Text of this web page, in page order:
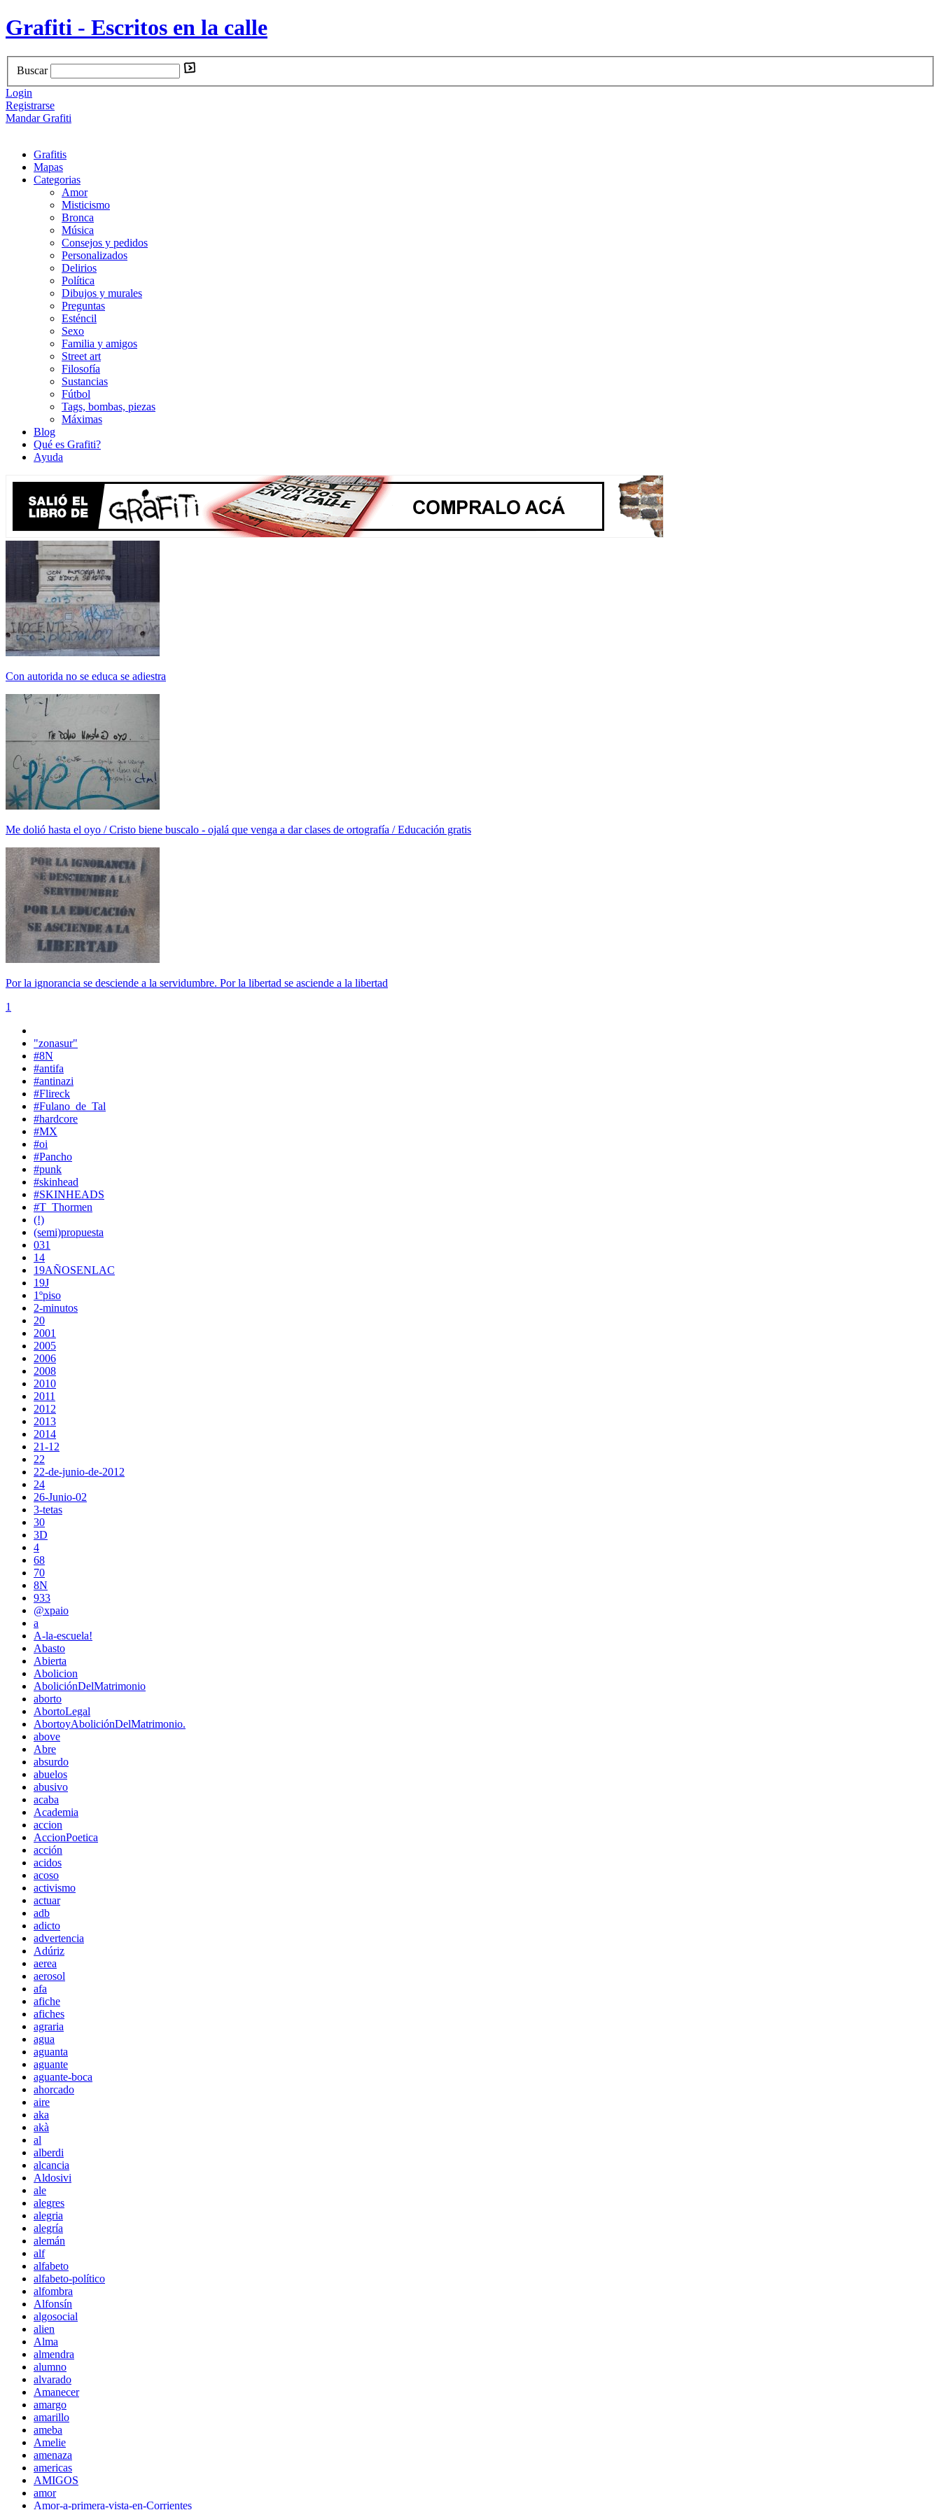
Grafiti - Escritos en la calle
Buscar
Login
Registrarse
Mandar Grafiti
Grafitis
Mapas
Categorias
Amor
Misticismo
Bronca
Música
Consejos y pedidos
Personalizados
Delirios
Política
Dibujos y murales
Preguntas
Esténcil
Sexo
Familia y amigos
Street art
Filosofía
Sustancias
Fútbol
Tags, bombas, piezas
Máximas
Blog
Qué es Grafiti?
Ayuda
Con autorida no se educa se adiestra
Me dolió hasta el oyo / Cristo biene buscalo - ojalá que venga a dar clases de ortografía / Educación gratis
Por la ignorancia se desciende a la servidumbre. Por la libertad se asciende a la libertad
1
"zonasur"
#8N
#antifa
#antinazi
#Flireck
#Fulano_de_Tal
#hardcore
#MX
#oi
#Pancho
#punk
#skinhead
#SKINHEADS
#T_Thormen
(!)
(semi)propuesta
031
14
19AÑOSENLAC
19J
1ºpiso
2-minutos
20
2001
2005
2006
2008
2010
2011
2012
2013
2014
21-12
22
22-de-junio-de-2012
24
26-Junio-02
3-tetas
30
3D
4
68
70
8N
933
@xpaio
a
A-la-escuela!
Abasto
Abierta
Abolicion
AboliciónDelMatrimonio
aborto
AbortoLegal
AbortoyAboliciónDelMatrimonio.
above
Abre
absurdo
abuelos
abusivo
acaba
Academia
accion
AccionPoetica
acción
acidos
acoso
activismo
actuar
adb
adicto
advertencia
Adúriz
aerea
aerosol
afa
afiche
afiches
agraria
agua
aguanta
aguante
aguante-boca
ahorcado
aire
aka
akà
al
alberdi
alcancia
Aldosivi
ale
alegres
alegria
alegría
alemán
alf
alfabeto
alfabeto-político
alfombra
Alfonsín
algosocial
alien
Alma
almendra
alumno
alvarado
Amanecer
amargo
amarillo
ameba
Amelie
amenaza
americas
AMIGOS
amor
Amor-a-primera-vista-en-Corrientes